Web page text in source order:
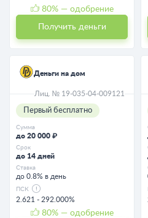
80% — одобрение
Получить деньги
Деньги на дом
Лиц. № 19-035-04-009121
Первый бесплатно
Сумма
до 20 000 ₽
Срок
до 14 дней
Ставка
до 0.8% в день
ПСК
2.621 - 292.000%
80% — одобрение